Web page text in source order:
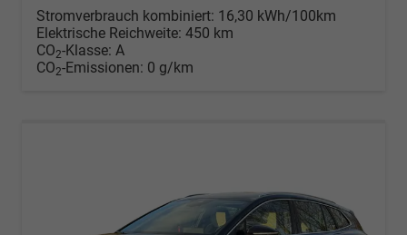
Stromverbrauch kombiniert: 16,30 kWh/100km
Elektrische Reichweite: 450 km
CO2-Klasse: A
CO2-Emissionen: 0 g/km